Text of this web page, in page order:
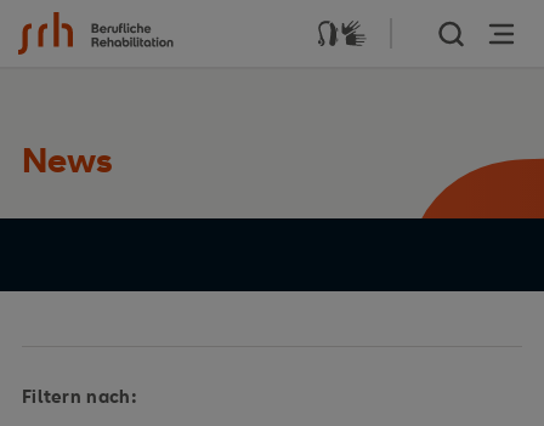
Zum Inhalt springen
News
Filtern nach: